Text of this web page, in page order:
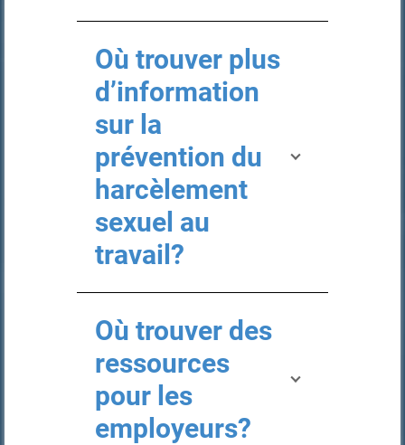
Où trouver plus
d’information
sur la
prévention du
harcèlement
sexuel au
travail?
Où trouver des
ressources
pour les
employeurs?